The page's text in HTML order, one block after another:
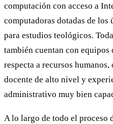
computación con acceso a
computadoras dotadas de
para estudios teológicos.
también cuentan con
respecta a recursos
docente de alto nivel y
administrativo muy bien
A lo largo de todo el proceso